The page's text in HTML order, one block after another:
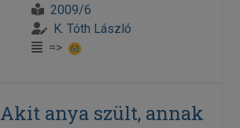
2009/6
K. Tóth László
=>
Akit anya szült, annak